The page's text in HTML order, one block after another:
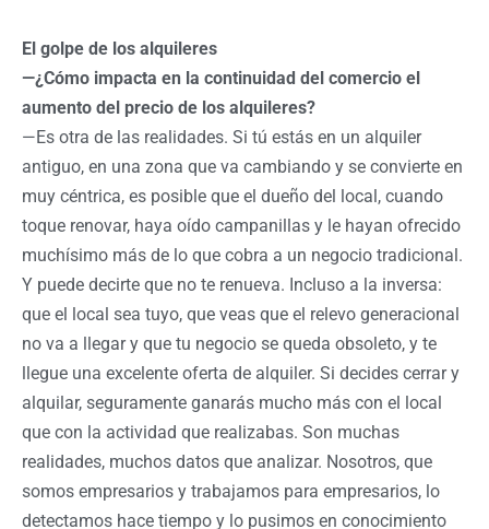
El golpe de los alquileres
—¿Cómo impacta en la continuidad del comercio el
aumento del precio de los alquileres?
—Es otra de las realidades. Si tú estás en un alquiler
antiguo, en una zona que va cambiando y se convierte en
muy céntrica, es posible que el dueño del local, cuando
toque renovar, haya oído campanillas y le hayan ofrecido
muchísimo más de lo que cobra a un negocio tradicional.
Y puede decirte que no te renueva. Incluso a la inversa:
que el local sea tuyo, que veas que el relevo generacional
no va a llegar y que tu negocio se queda obsoleto, y te
llegue una excelente oferta de alquiler. Si decides cerrar y
alquilar, seguramente ganarás mucho más con el local
que con la actividad que realizabas. Son muchas
realidades, muchos datos que analizar. Nosotros, que
somos empresarios y trabajamos para empresarios, lo
detectamos hace tiempo y lo pusimos en conocimiento